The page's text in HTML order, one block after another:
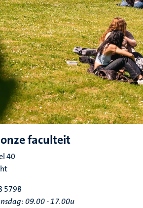
faculteit
40
5798
09.00 - 17.00u